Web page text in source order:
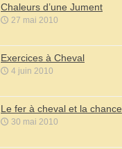
Chaleurs d’une Jument
27 mai 2010
Exercices à Cheval
4 juin 2010
Le fer à cheval et la chance
30 mai 2010